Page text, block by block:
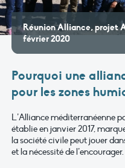
Réunion Alliance, projet
février 2020
Pourquoi une
pour les zones
L’Alliance méditerranéenne
établie en janvier 2017,
la société civile peut jouer
et la nécessité de l’encourager.